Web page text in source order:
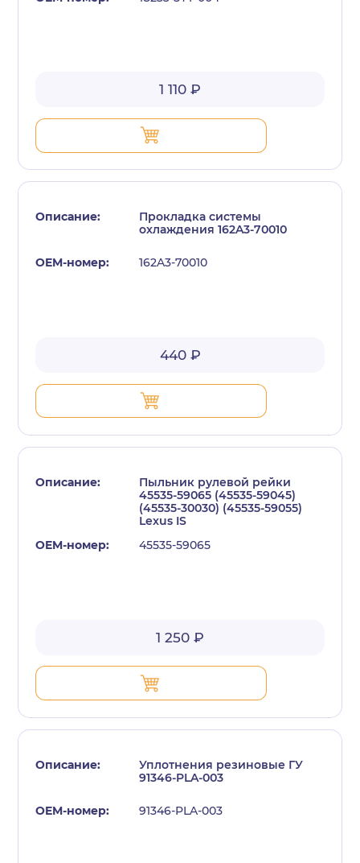
1 110 ₽
Прокладка системы
охлаждения 162A3-70010
162A3-70010
440 ₽
Пыльник рулевой рейки
45535-59065 (45535-59045)
(45535-30030) (45535-59055)
Lexus IS
45535-59065
1 250 ₽
Уплотнения резиновые ГУ
91346-PLA-003
91346-PLA-003